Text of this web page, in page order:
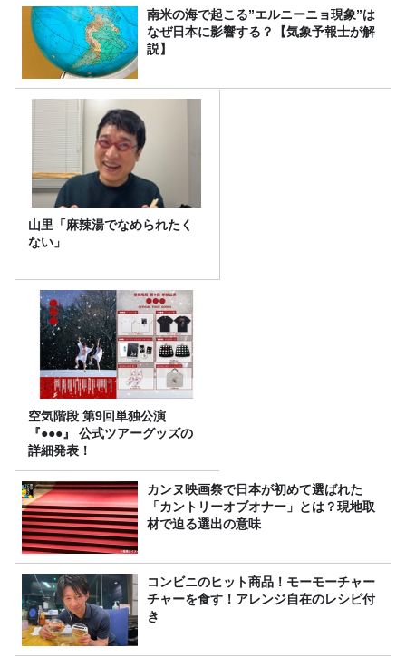
南米の海で起こる”エルニーニョ現象”は
なぜ日本に影響する？【気象予報士が解
説】
山里「麻辣湯でなめられたく
ない」
空気階段 第9回単独公演
『●●●』 公式ツアーグッズの
詳細発表！
カンヌ映画祭で日本が初めて選ばれた
「カントリーオブオナー」とは？現地取
材で迫る選出の意味
コンビニのヒット商品！モーモーチャー
チャーを食す！アレンジ自在のレシピ付
き